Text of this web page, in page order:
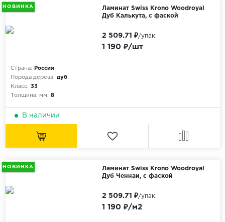
НОВИНКА
Ламинат Swiss Krono Woodroyal
Дуб Калькута, с фаской
Страна:
Россия
Порода дерева: дуб
Класс: 33
Толщина, мм: 8
1 190 ₽/шт
2 509.71 ₽/упак.
В наличии
НОВИНКА
Ламинат Swiss Krono Woodroyal
Дуб Ченнаи, с фаской
1 190 ₽/м2
2 509.71 ₽/упак.